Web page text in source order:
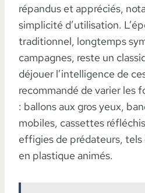
répandus et appréciés,
simplicité d’utilisation.
traditionnel, longtemps
campagnes, reste un
déjouer l’intelligence de
recommandé de varier les
: ballons aux gros yeux,
mobiles, cassettes
effigies de prédateurs,
en plastique animés.